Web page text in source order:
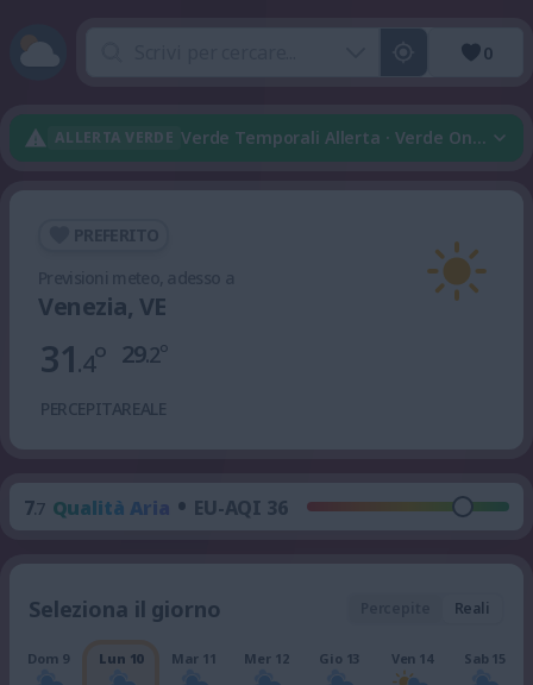
0
ALLERTA VERDE Verde Temporali Allerta · Verde Onda Di
Venezia, VE
31.4°
PERCEPITA
29.2°
REALE
7.7 Qualità Aria • EU-AQI 36
Seleziona il giorno Reali
Dom 9 Lun 10 Mar 11 Mer 12 Gio 13 Ven 14 Sab 15